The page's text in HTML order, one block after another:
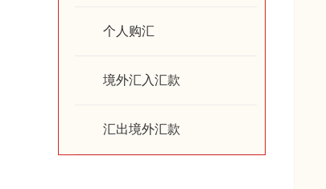
个人购汇
境外汇入汇款
汇出境外汇款